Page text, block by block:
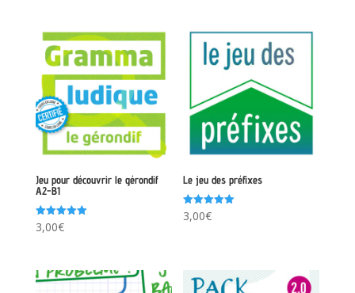
Jeu pour découvrir le gérondif
A2-B1
Note
5.00
3,00€
Le jeu des préfixes
Note
5.00
3,00€